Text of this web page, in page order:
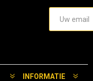
INFORMATIE